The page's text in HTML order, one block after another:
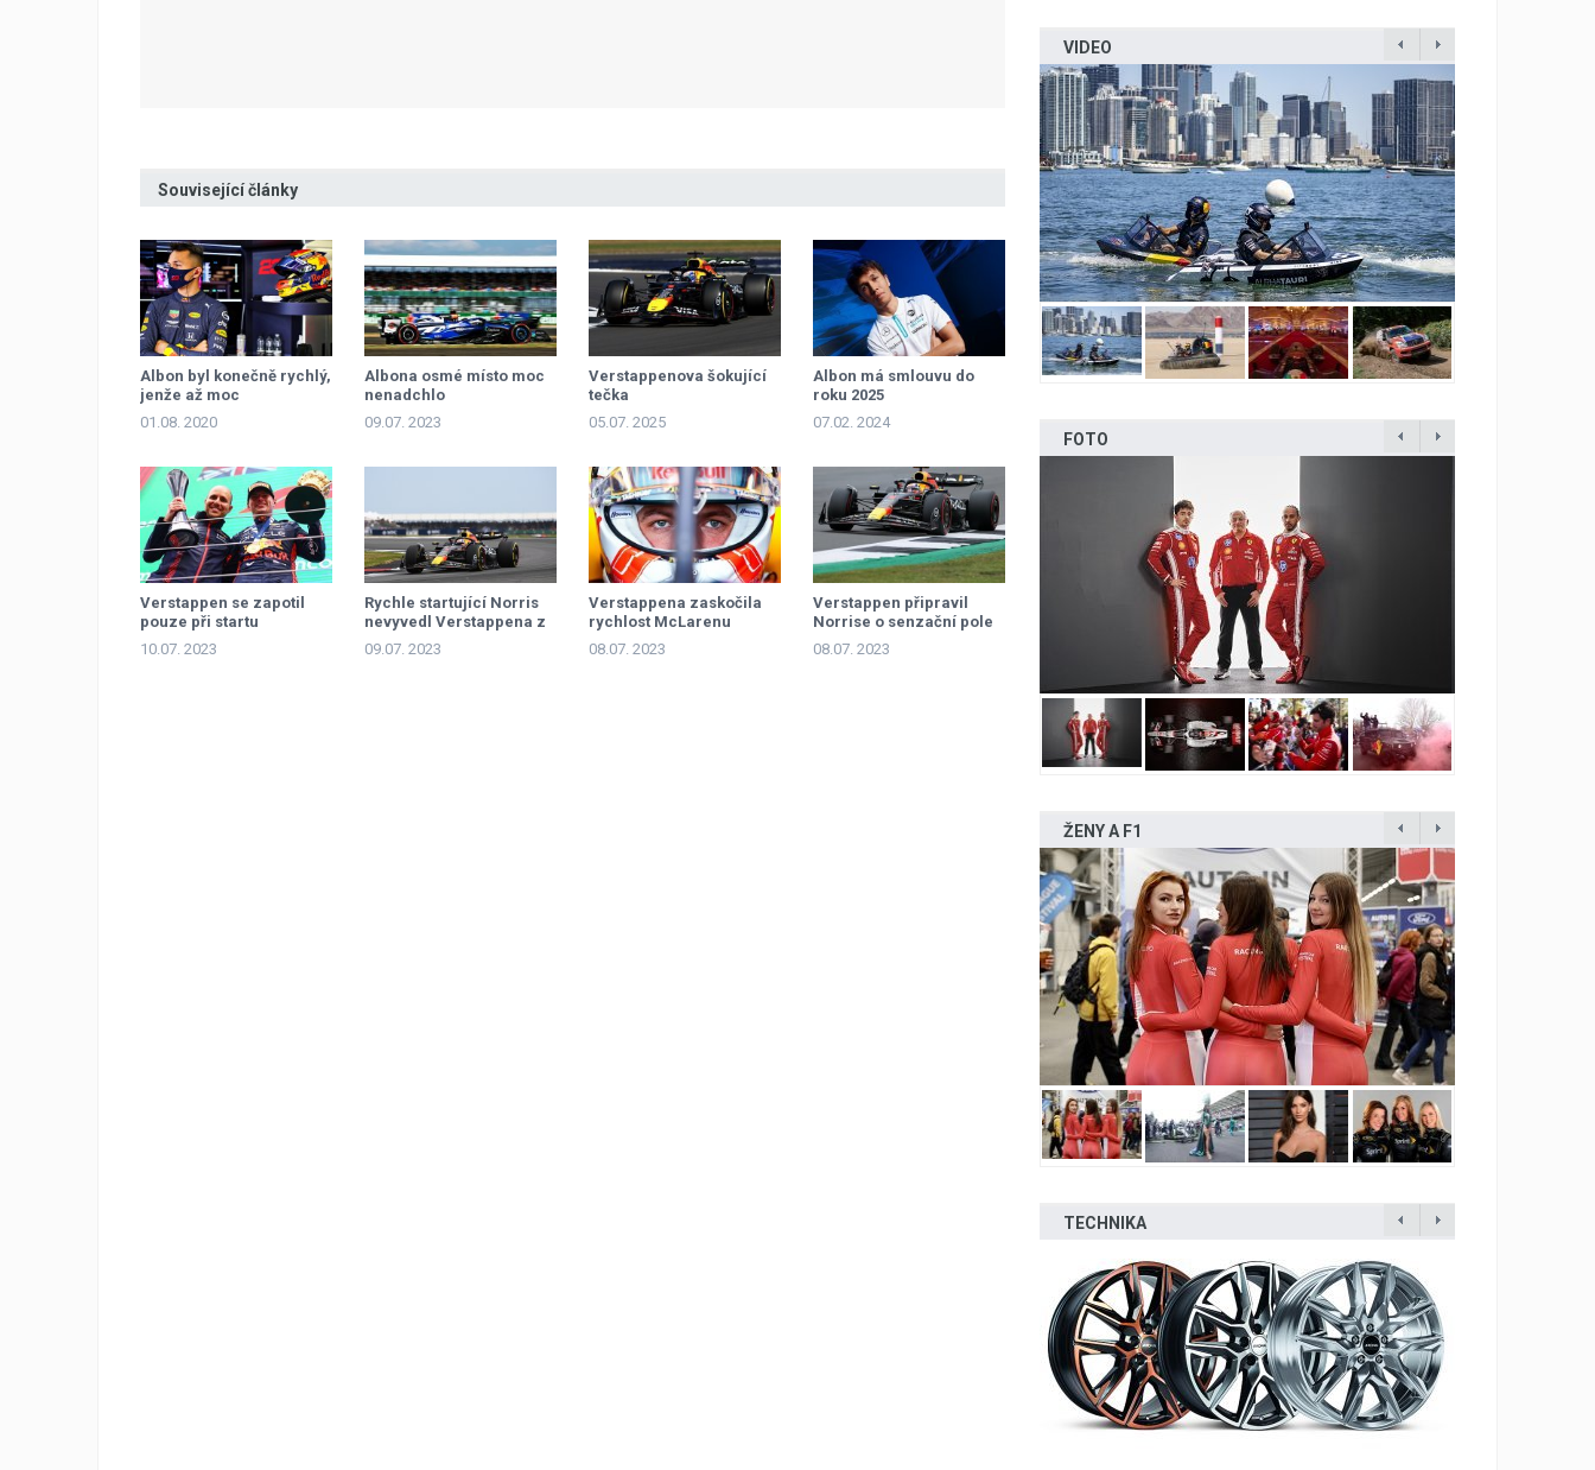
Související články
Albon byl konečně rychlý,
jenže až moc
01.08. 2020
Albona osmé místo moc
nenadchlo
09.07. 2023
Verstappenova šokující
tečka
05.07. 2025
Albon má smlouvu do
roku 2025
07.02. 2024
Verstappen se zapotil
pouze při startu
10.07. 2023
Rychle startující Norris
nevyvedl Verstappena z
míry
09.07. 2023
Verstappena zaskočila
rychlost McLarenu
08.07. 2023
Verstappen připravil
Norrise o senzační pole
position
08.07. 2023
VIDEO
FOTO
ŽENY A F1
TECHNIKA